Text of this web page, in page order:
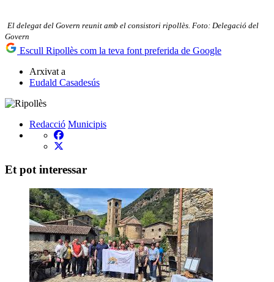
El delegat del Govern reunit amb el consistori ripollès. Foto: Delegació del
Govern
Escull Ripollès com la teva font preferida de Google
Arxivat a
Eudald Casadesús
Redacció Municipis
Et pot interessar